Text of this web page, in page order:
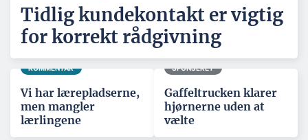
Tidlig kundekontakt er vigtig
for korrekt rådgivning
KOMMENTAR
Vi har lærepladserne,
men mangler
lærlingene
SPONSERET
Gaffeltrucken klarer
hjørnerne uden at
vælte